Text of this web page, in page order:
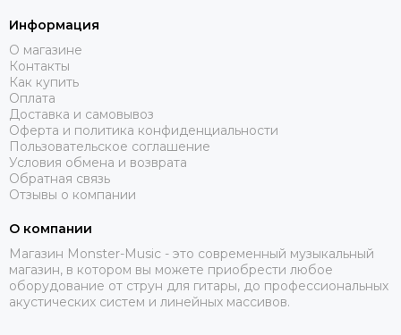
Информация
О магазине
Контакты
Как купить
Оплата
Доставка и самовывоз
Оферта и политика конфиденциальности
Пользовательское соглашение
Условия обмена и возврата
Обратная связь
Отзывы о компании
О компании
Магазин Monster-Music - это современный музыкальный
магазин, в котором вы можете приобрести любое
оборудование от струн для гитары, до профессиональных
акустических систем и линейных массивов.